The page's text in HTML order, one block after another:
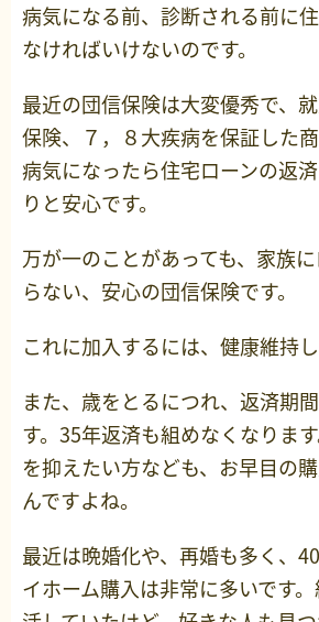
病気になる前、診断される前に
なければいけないのです。
最近の団信保険は大変優秀で、
保険、７，８大疾病を保証した商
病気になったら住宅ローンの返
りと安心です。
万が一のことがあっても、家族
らない、安心の団信保険です。
これに加入するには、健康維持
また、歳をとるにつれ、返済期
す。35年返済も組めなくなりま
を抑えたい方なども、お早目の
んですよね。
最近は晩婚化や、再婚も多く、
イホーム購入は非常に多いです